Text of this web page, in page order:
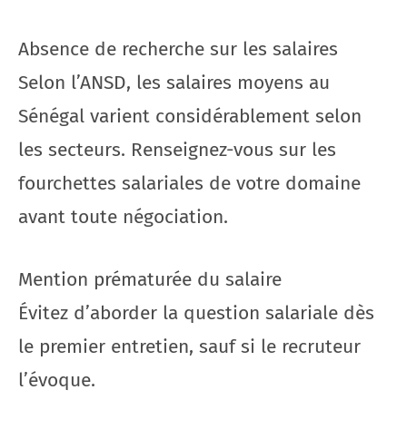
Absence de recherche sur les salaires
Selon l’ANSD, les salaires moyens au
Sénégal varient considérablement selon
les secteurs. Renseignez-vous sur les
fourchettes salariales de votre domaine
avant toute négociation.
Mention prématurée du salaire
Évitez d’aborder la question salariale dès
le premier entretien, sauf si le recruteur
l’évoque.